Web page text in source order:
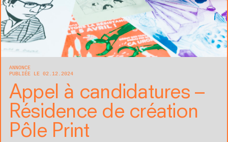
ANNONCE
PUBLIÉE LE 02.12.2024
Appel à candidatures –
Résidence de création
Pôle Print